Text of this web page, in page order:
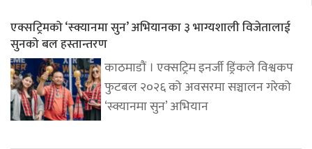
एक्सट्रिमको ‘स्क्यानमा सुन’ अभियानका ३ भाग्यशाली विजेतालाई
सुनको बल हस्तान्तरण
काठमाडौं । एक्सट्रिम इनर्जी ड्रिंकले विश्वकप
फुटबल २०२६ को अवसरमा सञ्चालन गरेको
‘स्क्यानमा सुन’ अभियान